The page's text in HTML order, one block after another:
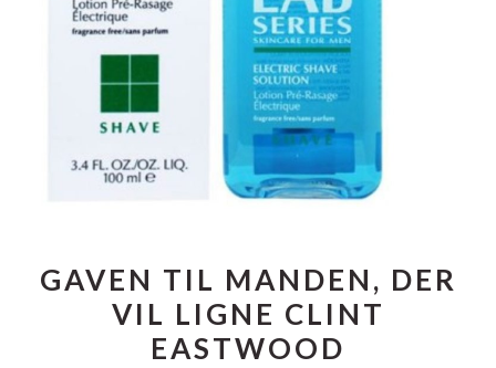
GAVEN TIL MANDEN, DER
VIL LIGNE CLINT
EASTWOOD